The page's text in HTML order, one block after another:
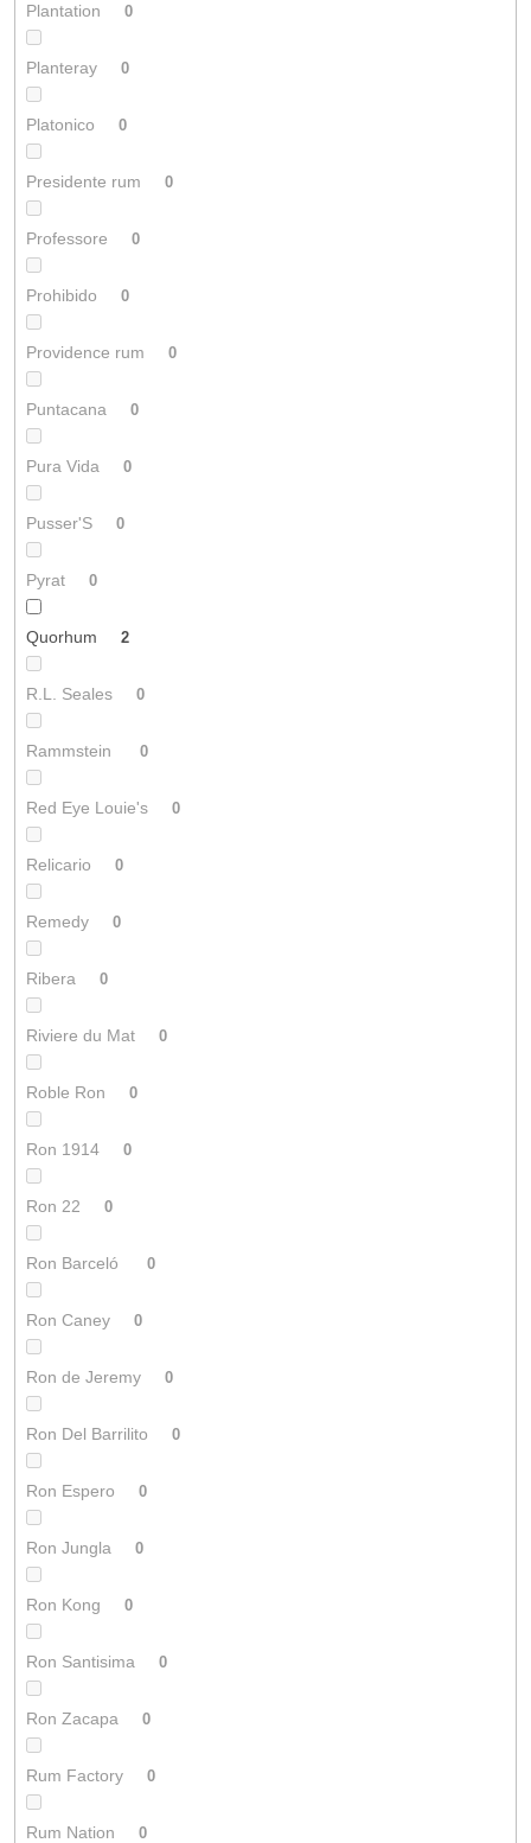
Plantation 0
Planteray 0
Platonico 0
Presidente rum 0
Professore 0
Prohibido 0
Providence rum 0
Puntacana 0
Pura Vida 0
Pusser'S 0
Pyrat 0
Quorhum 2
R.L. Seales 0
Rammstein 0
Red Eye Louie's 0
Relicario 0
Remedy 0
Ribera 0
Riviere du Mat 0
Roble Ron 0
Ron 1914 0
Ron 22 0
Ron Barceló 0
Ron Caney 0
Ron de Jeremy 0
Ron Del Barrilito 0
Ron Espero 0
Ron Jungla 0
Ron Kong 0
Ron Santisima 0
Ron Zacapa 0
Rum Factory 0
Rum Nation 0